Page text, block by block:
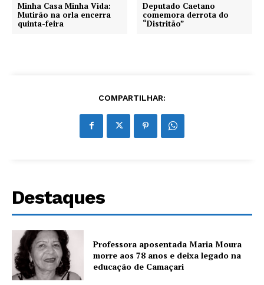
Minha Casa Minha Vida:
Mutirão na orla encerra
quinta-feira
Deputado Caetano
comemora derrota do
“Distritão”
COMPARTILHAR:
Destaques
Professora aposentada Maria Moura
morre aos 78 anos e deixa legado na
educação de Camaçari